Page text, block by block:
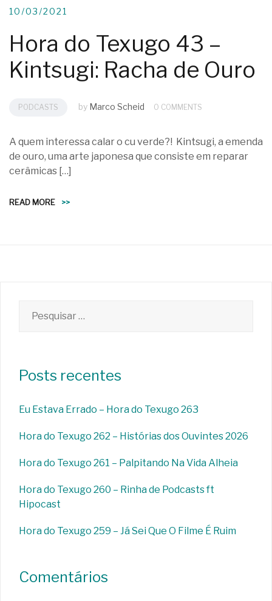
10/03/2021
Hora do Texugo 43 –
Kintsugi: Racha de Ouro
PODCASTS by Marco Scheid 0 COMMENTS
A quem interessa calar o cu verde?! Kintsugi, a emenda
de ouro, uma arte japonesa que consiste em reparar
cerâmicas […]
READ MORE >>
por:
Posts recentes
Eu Estava Errado – Hora do Texugo 263
Hora do Texugo 262 – Histórias dos Ouvintes 2026
Hora do Texugo 261 – Palpitando Na Vida Alheia
Hora do Texugo 260 – Rinha de Podcasts ft
Hipocast
Hora do Texugo 259 – Já Sei Que O Filme É Ruim
Comentários